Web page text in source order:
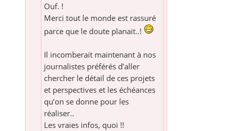
Ouf. !
Merci tout le monde est rassuré
parce que le doute planait..!
Il incomberait maintenant à nos
journalistes préférés d’aller
chercher le détail de ces projets
et perspectives et les échéances
qu’on se donne pour les
réaliser..
Les vraies infos, quoi !!